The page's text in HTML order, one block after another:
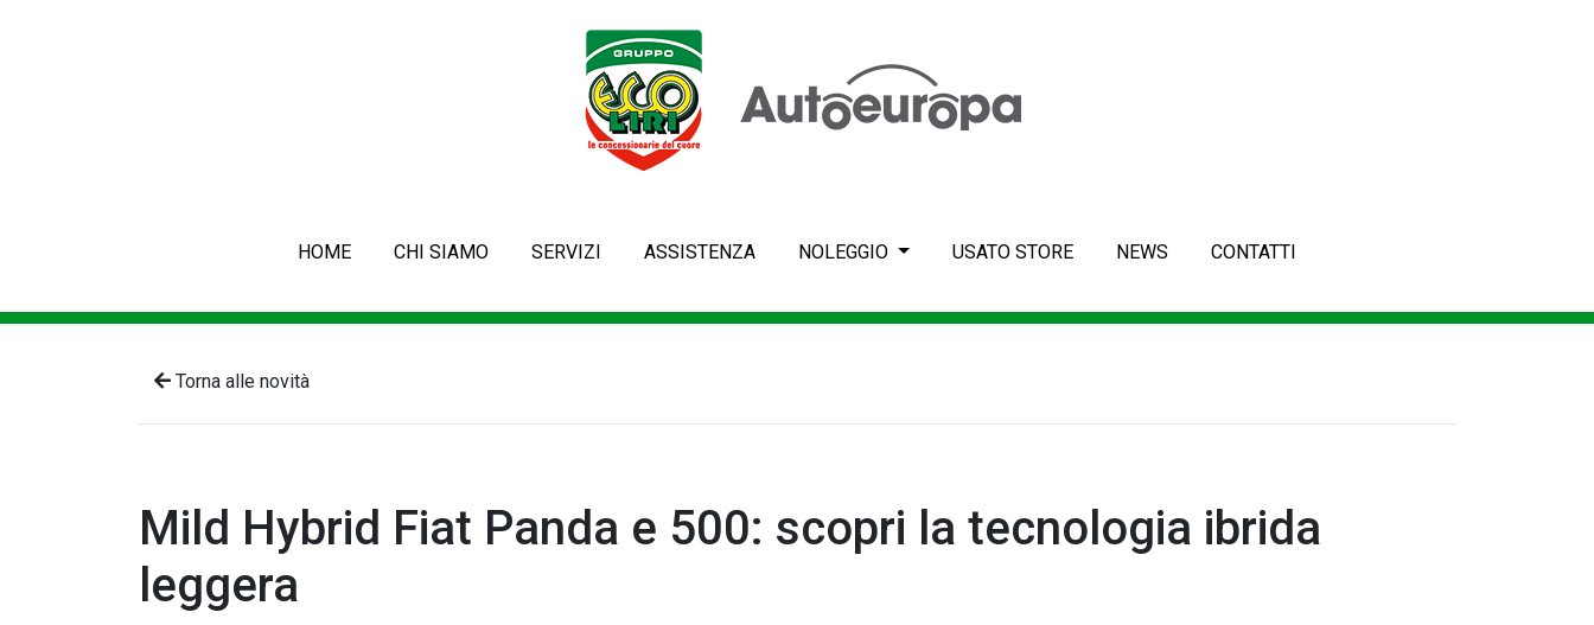
HOME CHI SIAMO SERVIZI ASSISTENZA NOLEGGIO USATO STORE NEWS CONTATTI
Torna alle novità
Mild Hybrid Fiat Panda e 500: scopri la tecnologia ibrida
leggera